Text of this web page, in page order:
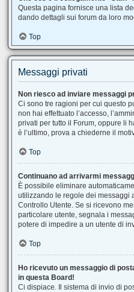
Questa pagina fornisce una lista
dando dettagli sui forum da loro
Top
Messaggi privati
Non riesco ad inviare messaggi
Ci sono tre ragioni per cui questo
non hai effettuato l’accesso,
privati per tutto il Forum, oppure li
è l’ultimo, prova a chiederne il
Top
Continuano ad arrivarmi
È possibile eliminare
utilizzando le regole dei messaggi
Controllo Utente. Se si ricevono
particolare utente, segnala i
potere di impedire a un utente di
Top
Ho ricevuto un messaggio di
in questa Board!
Ci dispiace. Il sistema di invio di